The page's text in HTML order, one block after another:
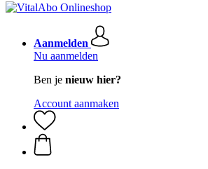
Aanmelden
Nu aanmelden
Ben je nieuw hier?
Account aanmaken